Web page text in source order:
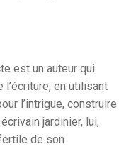
est un auteur qui
en utilisant
l’intrigue, construire
jardinier, lui,
de son